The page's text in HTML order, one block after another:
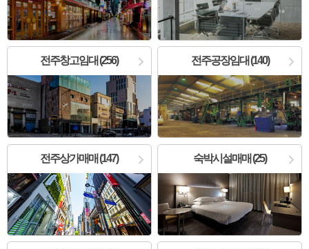
전주창고임대 (256) 전주공장임대 (140)
전주상가매매 (147) 숙박시설매매 (25)